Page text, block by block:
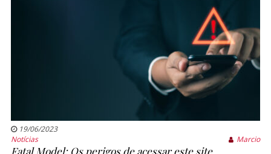
19/06/2023
Notícias
Marcio
Fatal Model: Os perigos de acessar este site